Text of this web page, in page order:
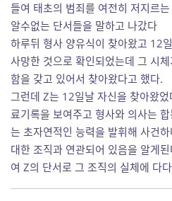
들여 태초의 범죄를 여전히 저지르
알수없는 단서들을 말하고 나갔다
하루뒤 형사 양유식이 찾아왔고 12
사망한 것으로 확인되었는데 그 시
함을 갖고 있어서 찾아왔다고 했다.
그런데 Z는 12일날 자신을 찾아왔
료기록을 보여주고 형사와 의사는
는 초자연적인 능력을 발휘해 사건
대한 조직과 연관되어 있음을 알게
여 Z의 단서로 그 조직의 실체에 다